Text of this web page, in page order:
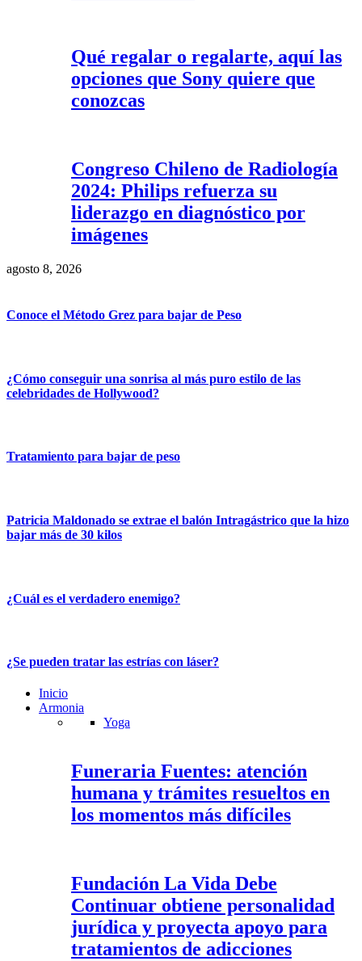
Qué regalar o regalarte, aquí las
opciones que Sony quiere que
conozcas
Congreso Chileno de Radiología
2024: Philips refuerza su
liderazgo en diagnóstico por
imágenes
agosto 8, 2026
Conoce el Método Grez para bajar de Peso
¿Cómo conseguir una sonrisa al más puro estilo de las
celebridades de Hollywood?
Tratamiento para bajar de peso
Patricia Maldonado se extrae el balón Intragástrico que la hizo
bajar más de 30 kilos
¿Cuál es el verdadero enemigo?
¿Se pueden tratar las estrías con láser?
Inicio
Armonia
Yoga
Funeraria Fuentes: atención
humana y trámites resueltos en
los momentos más difíciles
Fundación La Vida Debe
Continuar obtiene personalidad
jurídica y proyecta apoyo para
tratamientos de adicciones